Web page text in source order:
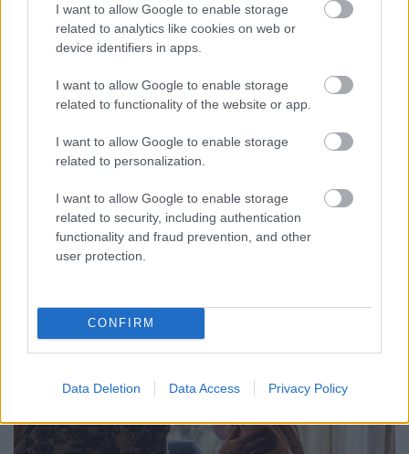
I want to allow Google to enable storage
related to analytics like cookies on web or
device identifiers in apps.
I want to allow Google to enable storage
related to functionality of the website or app.
I want to allow Google to enable storage
related to personalization.
I want to allow Google to enable storage
related to security, including authentication
functionality and fraud prevention, and other
user protection.
CONFIRM
Data Deletion Data Access Privacy Policy
Határátkelő•2021. július 04.
Majdnem két év után visszatérni Európába egészen
különleges élmény lehet, pláne, ha valaki úgy távozik
Thaiföldről, ahogyan érkezett: félelmekkel és
várakozásokkal.